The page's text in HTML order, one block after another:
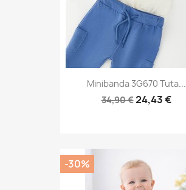
Minibanda 3G670 Tuta...
34,90 €24,43 €
-30%